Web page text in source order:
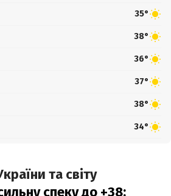
35°
38°
36°
37°
38°
34°
та світу
спеку до +38: